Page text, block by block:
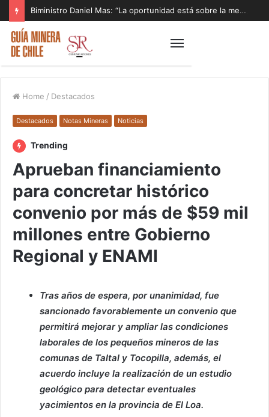
Biministro Daniel Mas: “La oportunidad está sobre la mesa y tenemos que aprovecharla”
Home / Destacados
Destacados Notas Mineras Noticias
Trending
Aprueban financiamiento
para concretar histórico
convenio por más de $59 mil
millones entre Gobierno
Regional y ENAMI
Tras años de espera, por unanimidad, fue
sancionado favorablemente un convenio que
permitirá mejorar y ampliar las condiciones
laborales de los pequeños mineros de las
comunas de Taltal y Tocopilla, además, el
acuerdo incluye la realización de un estudio
geológico para detectar eventuales
yacimientos en la provincia de El Loa.